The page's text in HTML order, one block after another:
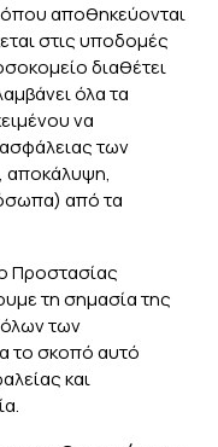
αποθηκεύονται
στις υποδομές
διαθέτει
όλα τα
να
των
αποκάλυψη,
από τα
Προστασίας
τη σημασία της
όλων των
το σκοπό αυτό
και